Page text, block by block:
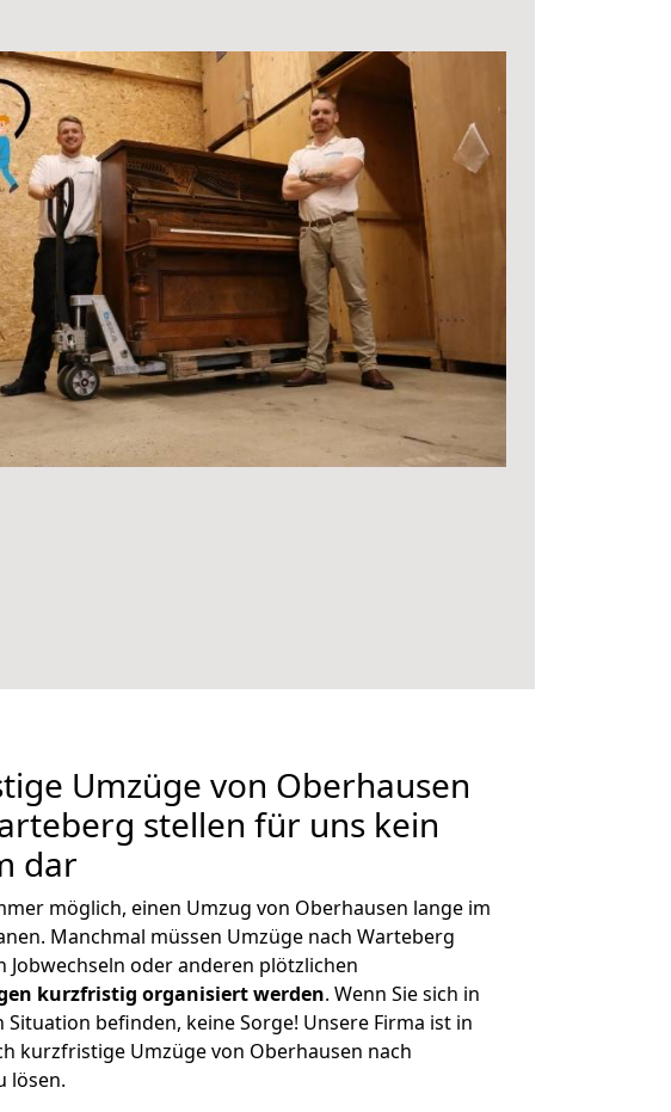
Umzüge von Oberhausen
stellen für uns kein
dar
möglich, einen Umzug von Oberhausen lange im
Manchmal müssen Umzüge nach Warteberg
Jobwechseln oder anderen plötzlichen
kurzfristig organisiert werden. Wenn Sie sich in
Situation befinden, keine Sorge! Unsere Firma ist in
kurzfristige Umzüge von Oberhausen nach
lösen.